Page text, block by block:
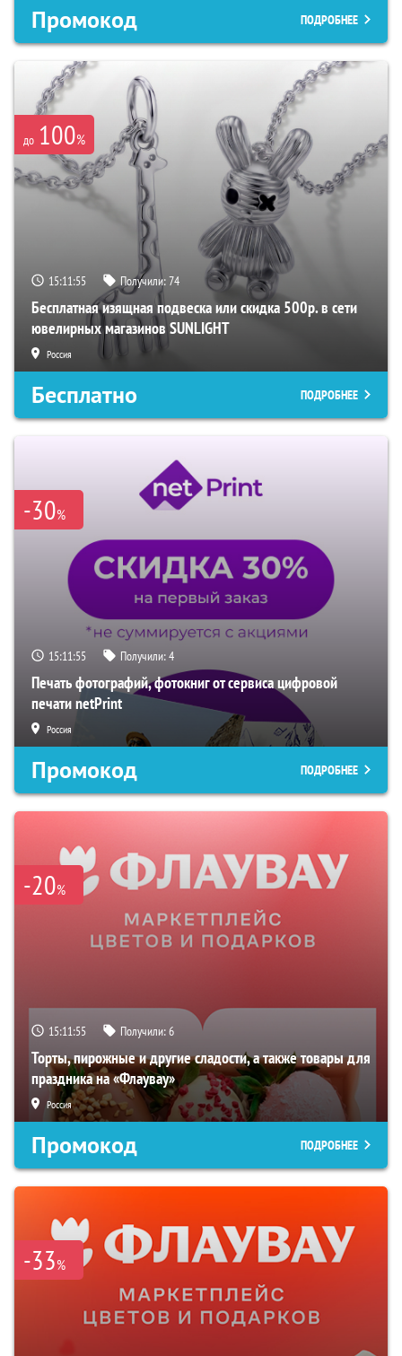
Промокод ПОДРОБНЕЕ
до 100%
15:11:54 Получили:74
Бесплатная изящная подвеска или скидка 500р. в сети
ювелирных магазинов SUNLIGHT
Россия
Бесплатно ПОДРОБНЕЕ
-30%
15:11:54 Получили:4
Печать фотографий, фотокниг от сервиса цифровой
печати netPrint
Россия
Промокод ПОДРОБНЕЕ
-20%
15:11:54 Получили:6
Торты, пирожные и другие сладости, а также товары для
праздника на «Флаувау»
Россия
Промокод ПОДРОБНЕЕ
-33%